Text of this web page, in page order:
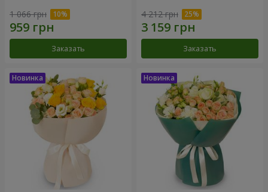
1 066 грн
Заказать
4 212 грн
Заказать